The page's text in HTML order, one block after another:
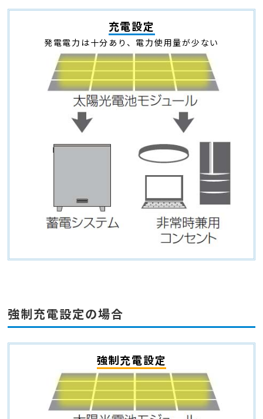
充電設定
発電電力は十分あり、電力使用量が少ない
強制充電設定の場合
強制充電設定